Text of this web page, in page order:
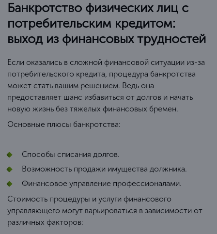
Банкротство физических лиц с
потребительским кредитом:
выход из финансовых трудностей
Если оказались в сложной финансовой ситуации из-за
потребительского кредита, процедура банкротства
может стать вашим решением. Ведь она
предоставляет шанс избавиться от долгов и начать
новую жизнь без тяжелых финансовых бремен.
Основные плюсы банкротства:
Способы списания долгов.
Возможность продажи имущества должника.
Финансовое управление профессионалами.
Стоимость процедуры и услуги финансового
управляющего могут варьироваться в зависимости от
различных факторов: